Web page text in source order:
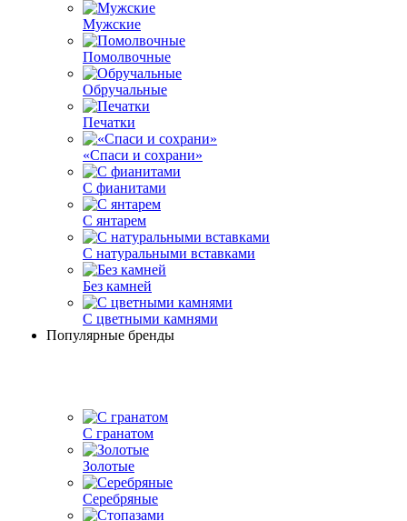
Мужские
Помолвочные
Обручальные
Печатки
«Спаси и сохрани»
С фианитами
С янтарем
С натуральными вставками
Без камней
С цветными камнями
Популярные бренды
С гранатом
Золотые
Серебряные